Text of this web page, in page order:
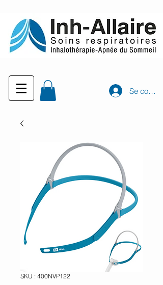
Se
SKU : 400NVP122